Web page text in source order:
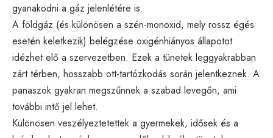
gyanakodni a gáz jelenlétére is.
A földgáz (és különösen a szén-monoxid, mely rossz égés
esetén keletkezik) belégzése oxigénhiányos állapotot
idézhet elő a szervezetben. Ezek a tünetek leggyakrabban
zárt térben, hosszabb ott-tartózkodás során jelentkeznek. A
panaszok gyakran megszűnnek a szabad levegőn, ami
további intő jel lehet.
Különösen veszélyeztetettek a gyermekek, idősek és a